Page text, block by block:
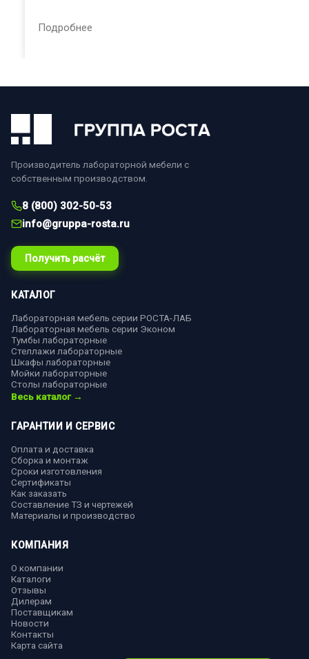
Подробнее
Производитель лабораторной мебели с
собственным производством.
8 (800) 302-50-53
info@gruppa-rosta.ru
Получить расчёт
КАТАЛОГ
Лабораторная мебель серии РОСТА-ЛАБ
Лабораторная мебель серии Эконом
Тумбы лабораторные
Стеллажи лабораторные
Шкафы лабораторные
Мойки лабораторные
Столы лабораторные
Весь каталог →
ГАРАНТИИ И СЕРВИС
Оплата и доставка
Сборка и монтаж
Сроки изготовления
Сертификаты
Как заказать
Составление ТЗ и чертежей
Материалы и производство
КОМПАНИЯ
О компании
Каталоги
Отзывы
Дилерам
Поставщикам
Новости
Контакты
Карта сайта